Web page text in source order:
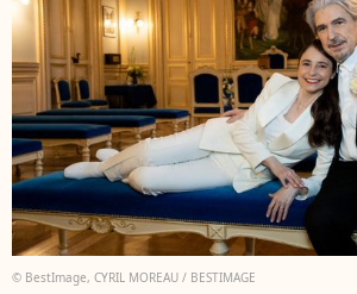
© BestImage, CYRIL MOREAU / BESTIMAGE